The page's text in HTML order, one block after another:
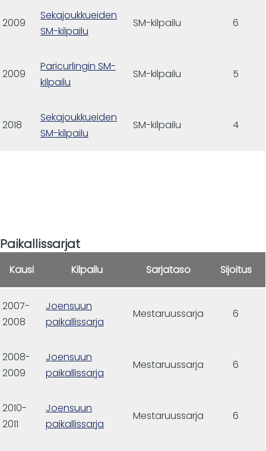
2009
Sekajoukkueiden
SM-kilpailu
SM-kilpailu 6
2009
Paricurlingin SM-
kilpailu
SM-kilpailu 5
2018
Sekajoukkueiden
SM-kilpailu
SM-kilpailu 4
Paikallissarjat
Kausi Kilpailu Sarjataso Sijoitus
2007-
2008
Joensuun
paikallissarja
Mestaruussarja 6
2008-
2009
Joensuun
paikallissarja
Mestaruussarja 6
2010-
2011
Joensuun
paikallissarja
Mestaruussarja 6